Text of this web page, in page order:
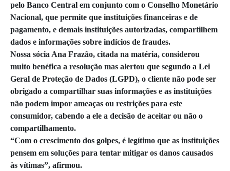
pelo Banco Central em conjunto com o Conselho Monetário
Nacional, que permite que instituições financeiras e de
pagamento, e demais instituições autorizadas, compartilhem
dados e informações sobre indícios de fraudes.
Nossa sócia Ana Frazão, citada na matéria, considerou
muito benéfica a resolução mas alertou que segundo a Lei
Geral de Proteção de Dados (LGPD), o cliente não pode ser
obrigado a compartilhar suas informações e as instituições
não podem impor ameaças ou restrições para este
consumidor, cabendo a ele a decisão de aceitar ou não o
compartilhamento.
“Com o crescimento dos golpes, é legítimo que as instituições
pensem em soluções para tentar mitigar os danos causados
às vítimas”, afirmou.